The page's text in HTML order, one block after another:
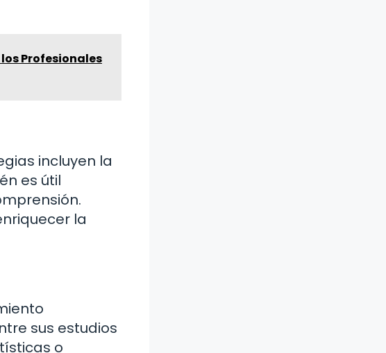
Profesionales
incluyen la
es útil
la
sus estudios
o